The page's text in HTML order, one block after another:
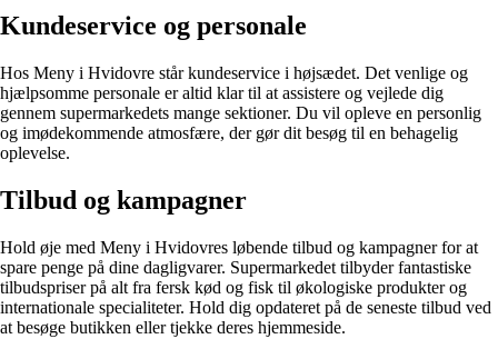
Kundeservice og personale
Hos Meny i Hvidovre står kundeservice i højsædet. Det venlige og
hjælpsomme personale er altid klar til at assistere og vejlede dig
gennem supermarkedets mange sektioner. Du vil opleve en personlig
og imødekommende atmosfære, der gør dit besøg til en behagelig
oplevelse.
Tilbud og kampagner
Hold øje med Meny i Hvidovres løbende tilbud og kampagner for at
spare penge på dine dagligvarer. Supermarkedet tilbyder fantastiske
tilbudspriser på alt fra fersk kød og fisk til økologiske produkter og
internationale specialiteter. Hold dig opdateret på de seneste tilbud ved
at besøge butikken eller tjekke deres hjemmeside.